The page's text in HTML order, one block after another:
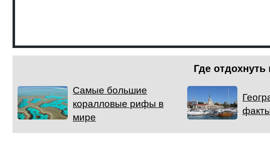
Где отдохнуть
Самые большие
коралловые рифы в
мире